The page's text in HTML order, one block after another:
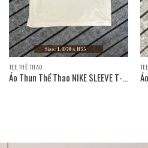
TEE THỂ THAO
Áo Thun Thể Thao NIKE SLEEVE T-